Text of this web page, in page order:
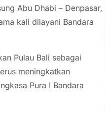
Abu Dhabi – Denpasar,
kali dilayani Bandara
Pulau Bali sebagai
meningkatkan
Pura I Bandara